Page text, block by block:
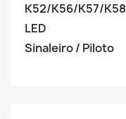
K52/K56/K57/K58
LED
Sinaleiro / Piloto